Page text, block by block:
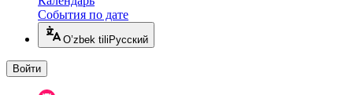
События по дате
O’zbek tili Русский
Войти